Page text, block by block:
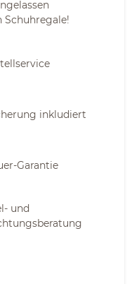
Schuhregale!
inkludiert
Garantie
und